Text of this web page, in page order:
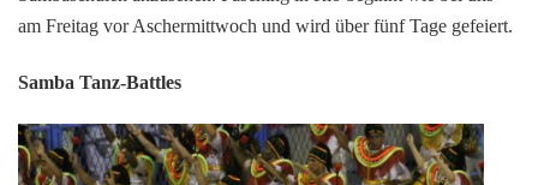
am Freitag vor Aschermittwoch und wird über fünf Tage gefeiert.
Samba Tanz-Battles